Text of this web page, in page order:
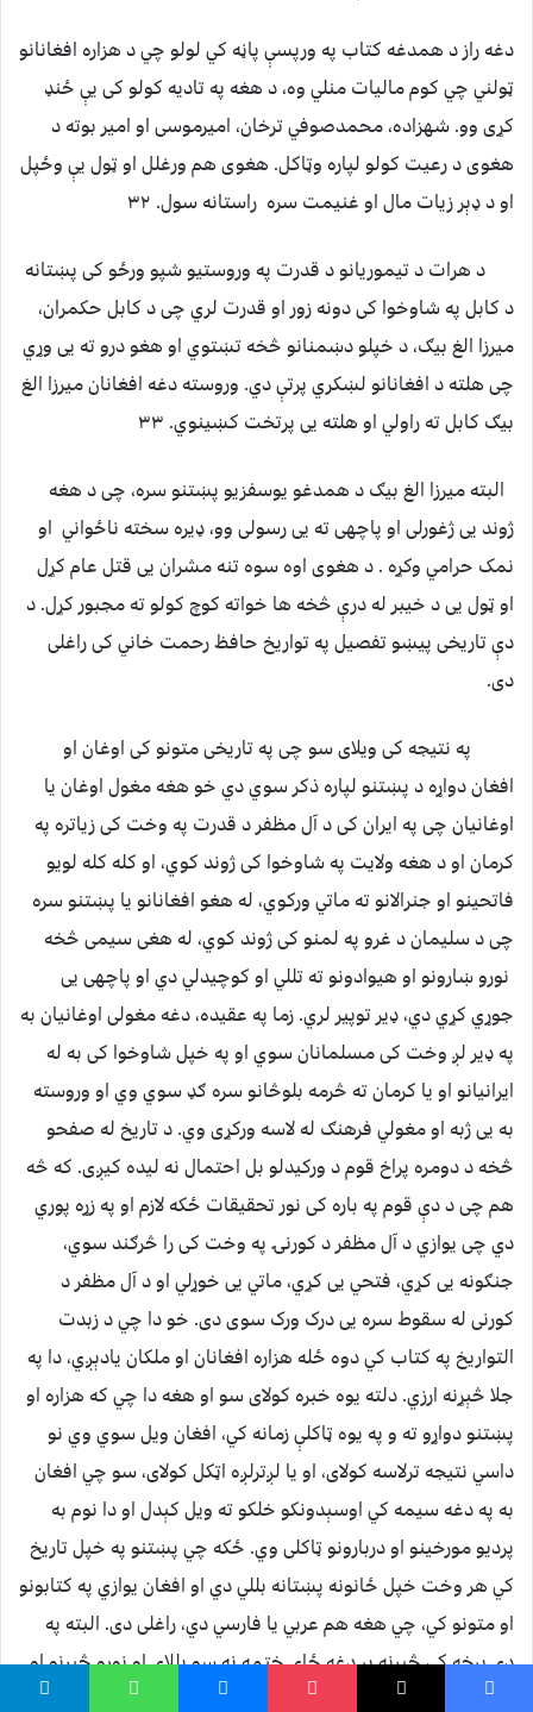
دغه راز د همدغه کتاب په ورپسې پاڼه کي لولو چي د هزاره افغانانو
ټولني چي کوم مالیات منلي وه، د هغه په تادیه کولو کی یې ځنډ
کړی وو. شهزاده، محمدصوفي ترخان، امیرموسی او امیر بوته د
هغوی د رعیت کولو لپاره وټاکل. هغوی هم ورغلل او ټول یې وځپل
او د ډېر زیات مال او غنیمت سره راستانه سول. ۳۲
د هرات د تیموریانو د قدرت په وروستیو شپو ورځو کی پښتانه
د کابل په شاوخوا کی دونه زور او قدرت لري چی د کابل حکمران،
میرزا الغ بیګ، د خپلو دښمنانو څخه تښتوي او هغو درو ته یی وړي
چی هلته د افغانانو لښکري پرتې دي. وروسته دغه افغانان میرزا الغ
بیګ کابل ته راولي او هلته یی پرتخت کښینوي. ۳۳
البته میرزا الغ بیګ د همدغو یوسفزیو پښتنو سره، چی د هغه
ژوند یی ژغورلی او پاچهی ته یی رسولی وو، ډیره سخته ناځواني او
نمک حرامي وکړه . د هغوی اوه سوه تنه مشران یی قتل عام کړل
او ټول یی د خیبر له درې څخه ها خواته کوچ کولو ته مجبور کړل. د
دې تاریخی پیښو تفصیل په تواریخ حافظ رحمت خاني کی راغلی
دی.
په نتیجه کی ویلای سو چی په تاریخی متونو کی اوغان او
افغان دواړه د پښتنو لپاره ذکر سوي دي خو هغه مغول اوغان یا
اوغانیان چی په ایران کی د آل مظفر د قدرت په وخت کی زیاتره په
کرمان او د هغه ولایت په شاوخوا کی ژوند کوي، او کله کله لویو
فاتحینو او جنرالانو ته ماتي ورکوي، له هغو افغانانو یا پښتنو سره
چی د سلیمان د غرو په لمنو کی ژوند کوي، له هغی سیمی څخه
نورو ښارونو او هیوادونو ته تللي او کوچیدلي دي او پاچهی یی
جوړي کړي دي، ډیر توپیر لري. زما په عقیده، دغه مغولی اوغانیان به
په ډیر لږ وخت کی مسلمانان سوي او په خپل شاوخوا کی به له
ایرانيانو او یا کرمان ته څرمه بلوڅانو سره ګډ سوي وي او وروسته
به یی ژبه او مغولي فرهنګ له لاسه ورکړی وي. د تاریخ له صفحو
څخه د دومره پراخ قوم د ورکیدلو بل احتمال نه لیده کیږی. که څه
هم چی د دې قوم په باره کی نور تحقیقات ځکه لازم او په زړه پوري
دي چی یوازي د آل مظفر د کورنۍ په وخت کی را څرګند سوي،
جنګونه یی کړي، فتحي یی کړي، ماتي یی خوړلي او د آل مظفر د
کورنی له سقوط سره یی درک ورک سوی دی. خو دا چي د زبدت
التواریخ په کتاب کي دوه ځله هزاره افغانان او ملکان یادېږي، دا په
جلا څېړنه ارزي. دلته یوه خبره کولای سو او هغه دا چي که هزاره او
پښتنو دواړو ته و په یوه ټاکلې زمانه کي، افغان ویل سوي وي نو
داسي نتیجه ترلاسه کولای، او یا لږترلږه اټکل کولای، سو چي افغان
به په دغه سیمه کي اوسېدونکو خلکو ته ویل کېدل او دا نوم به
پردیو مورخینو او دربارونو ټاکلی وي. ځکه چي پښتنو په خپل تاریخ
کي هر وخت خپل ځانونه پښتانه بللي دي او افغان یوازي په کتابونو
او متونو کي، چي هغه هم عربي یا فارسي دي، راغلی دی. البته په
دې برخه کي څېړنه پر دغه ځای ختمه نه سو بللای او نورو څېړنو او
لیکنو ته ضرورت دی.